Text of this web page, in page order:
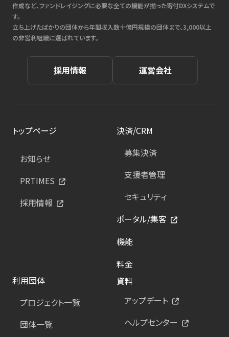
作成など、ファンドレイジングに必要な全ての機能が揃った寄付DXシステムで
す。
立ち上げたばかりの団体から年間収入数十億円規模の団体まで、3,000以上
の非営利組織に選ばれています。
採用情報 運営会社
トップページ
お知らせ
PRTIMES
採用情報
決済/CRM
募集決済
支援者管理
セキュリティ
ポータル/集客
機能
料金
利用団体
プロジェクト一覧
団体一覧
資料
アップデート
ヘルプセンター